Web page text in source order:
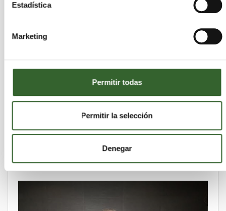
Estadística
Marketing
Permitir todas
Permitir la selección
Denegar
Transporte ecológico con una bicicleta de
sábado 25 de enero de 2014